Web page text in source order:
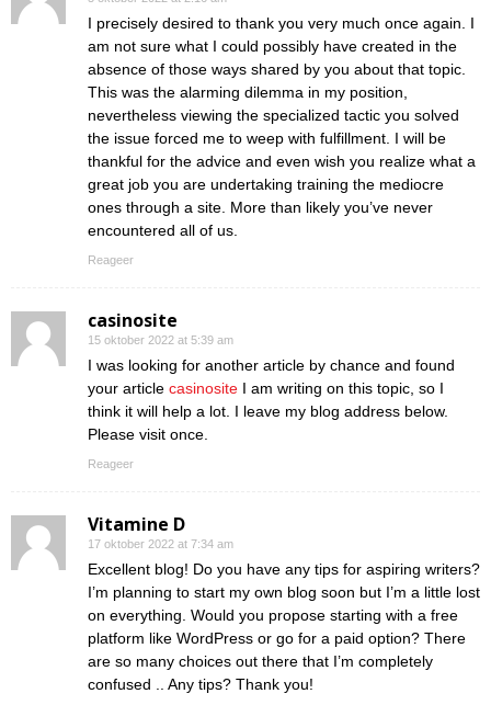
I precisely desired to thank you very much once again. I
am not sure what I could possibly have created in the
absence of those ways shared by you about that topic.
This was the alarming dilemma in my position,
nevertheless viewing the specialized tactic you solved
the issue forced me to weep with fulfillment. I will be
thankful for the advice and even wish you realize what a
great job you are undertaking training the mediocre
ones through a site. More than likely you’ve never
encountered all of us.
Reageer
casinosite
15 oktober 2022 at 5:39 am
I was looking for another article by chance and found
your article casinosite I am writing on this topic, so I
think it will help a lot. I leave my blog address below.
Please visit once.
Reageer
Vitamine D
17 oktober 2022 at 7:34 am
Excellent blog! Do you have any tips for aspiring writers?
I’m planning to start my own blog soon but I’m a little lost
on everything. Would you propose starting with a free
platform like WordPress or go for a paid option? There
are so many choices out there that I’m completely
confused .. Any tips? Thank you!